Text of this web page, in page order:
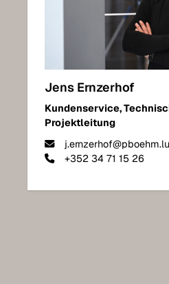
Jens Ernzerhof
Kundenservice,
Projektleitung
j.ernzerhof@pboehm.lu
+352 34 71 15 26